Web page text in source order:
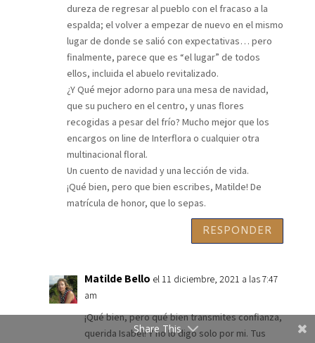
dureza de regresar al pueblo con el fracaso a la
espalda; el volver a empezar de nuevo en el mismo
lugar de donde se salió con expectativas… pero
finalmente, parece que es “el lugar” de todos
ellos, incluida el abuelo revitalizado.
¿Y Qué mejor adorno para una mesa de navidad,
que su puchero en el centro, y unas flores
recogidas a pesar del frío? Mucho mejor que los
encargos on line de Interflora o cualquier otra
multinacional floral.
Un cuento de navidad y una lección de vida.
¡Qué bien, pero que bien escribes, Matilde! De
matrícula de honor, que lo sepas.
RESPONDER
Matilde Bello el 11 diciembre, 2021 a las 7:47
am
¡Qué bien, pero qué bien transmites confianza,
querida Isabel! Y no lo digo solo por mi. Tus
Share This